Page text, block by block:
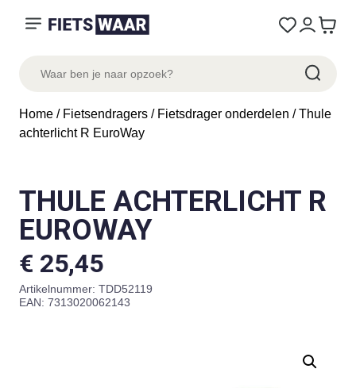
Home / Fietsendragers / Fietsdrager onderdelen / Thule
achterlicht R EuroWay
THULE ACHTERLICHT R
EUROWAY
€ 25,45
Artikelnummer: TDD52119
EAN: 7313020062143